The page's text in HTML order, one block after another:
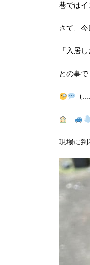
巷ではイ
さて、
「入居
との事で
（
現場に